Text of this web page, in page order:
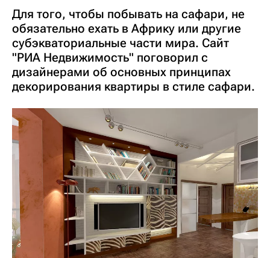
Для того, чтобы побывать на сафари, не
обязательно ехать в Африку или другие
субэкваториальные части мира. Сайт
"РИА Недвижимость" поговорил с
дизайнерами об основных принципах
декорирования квартиры в стиле сафари.